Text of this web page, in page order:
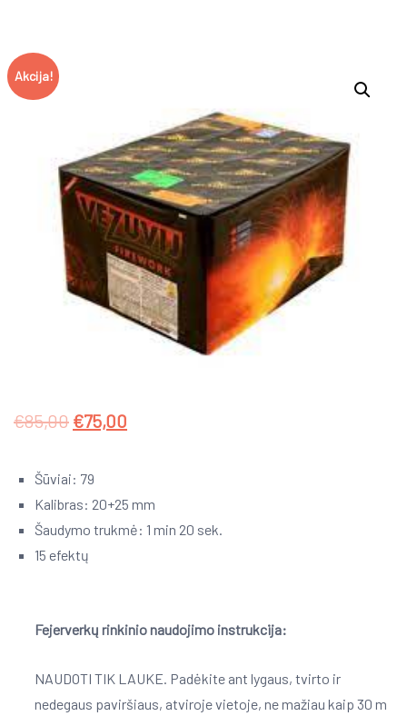
Akcija!
€85,00 €75,00
Šūviai: 79
Kalibras: 20+25 mm
Šaudymo trukmė: 1 min 20 sek.
15 efektų
Fejerverkų rinkinio naudojimo instrukcija:
NAUDOTI TIK LAUKE. Padėkite ant lygaus, tvirto ir
nedegaus paviršiaus, atviroje vietoje, ne mažiau kaip 30 m